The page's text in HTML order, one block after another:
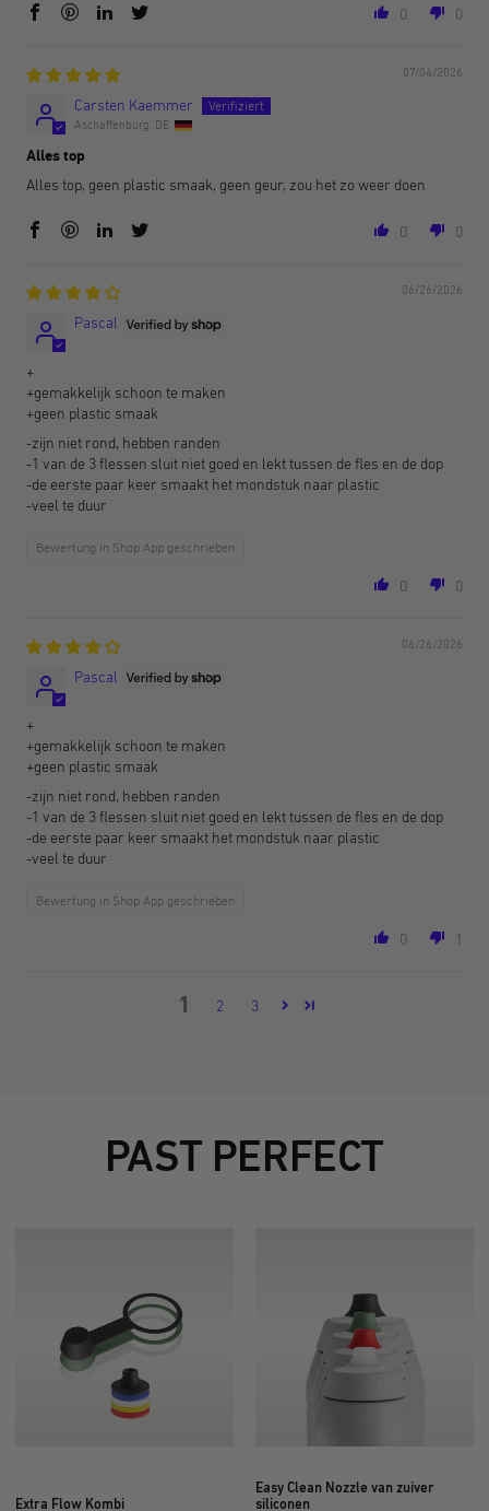
0 0
07/04/2026
Carsten Kaemmer
Aschaffenburg, DE
Alles top
Alles top, geen plastic smaak, geen geur, zou het zo weer doen
0 0
06/26/2026
Pascal
+
+gemakkelijk schoon te maken
+geen plastic smaak
-zijn niet rond, hebben randen
-1 van de 3 flessen sluit niet goed en lekt tussen de fles en de dop
-de eerste paar keer smaakt het mondstuk naar plastic
-veel te duur
Bewertung in Shop App geschrieben
0 0
06/26/2026
Pascal
+
+gemakkelijk schoon te maken
+geen plastic smaak
-zijn niet rond, hebben randen
-1 van de 3 flessen sluit niet goed en lekt tussen de fles en de dop
-de eerste paar keer smaakt het mondstuk naar plastic
-veel te duur
Bewertung in Shop App geschrieben
0 1
1 2 3
PAST PERFECT
Extra Flow Kombi
Easy Clean Nozzle van zuiver
siliconen